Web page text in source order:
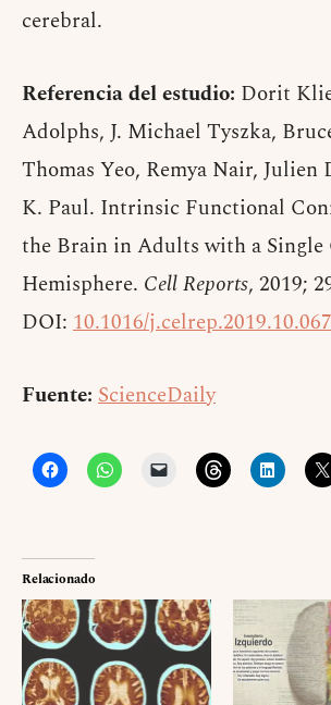
cerebral.
Referencia del estudio: Dorit
Adolphs, J. Michael Tyszka,
Thomas Yeo, Remya Nair, Julien
K. Paul. Intrinsic Functional
the Brain in Adults with a Single
Hemisphere. Cell Reports, 2019;
DOI: 10.1016/j.celrep.2019.10.067
Fuente: ScienceDaily
Relacionado